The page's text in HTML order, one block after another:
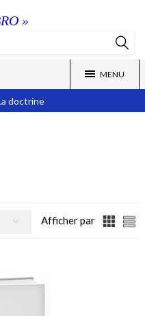
»
MENU
doctrine
Afficher par